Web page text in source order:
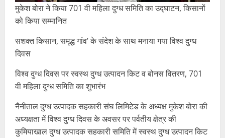
मुकेश बोरा ने किया 701 वी महिला दुग्ध समिति का उद्घाटन, किसानों
को किया सम्मानित
सशक्त किसान, समृद्ध गांव’ के संदेश के साथ मनाया गया विश्व दुग्ध
दिवस
विश्व दुग्ध दिवस पर स्वस्थ दुग्ध उत्पादन किट व बोनस वितरण, 701
वी महिला दुग्ध समिति का शुभारंभ
नैनीताल दुग्ध उत्पादक सहकारी संघ लिमिटेड के अध्यक्ष मुकेश बोरा की
अध्यक्षता में विश्व दुग्ध दिवस के अवसर पर पर्वतीय क्षेत्र की
कुमियाखाल दुग्ध उत्पादक सहकारी समिति में स्वस्थ दुग्ध उत्पादन किट